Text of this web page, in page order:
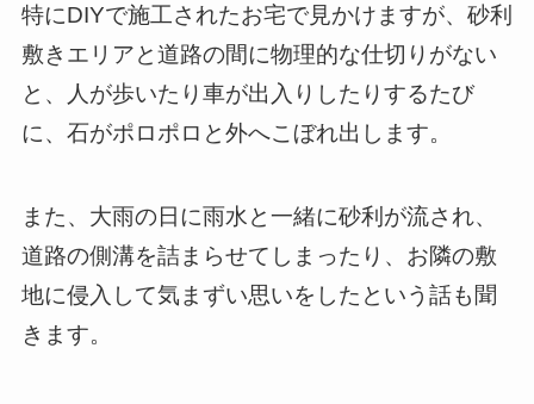
特にDIYで施工されたお宅で見かけますが、砂利
敷きエリアと道路の間に物理的な仕切りがない
と、人が歩いたり車が出入りしたりするたび
に、石がポロポロと外へこぼれ出します。
また、大雨の日に雨水と一緒に砂利が流され、
道路の側溝を詰まらせてしまったり、お隣の敷
地に侵入して気まずい思いをしたという話も聞
きます。